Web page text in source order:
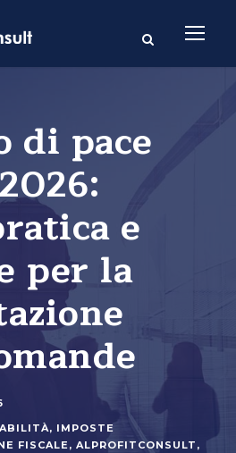
di pace
e
per la
, IMPOSTE
FISCALE , ALPROFITCONSULT ,